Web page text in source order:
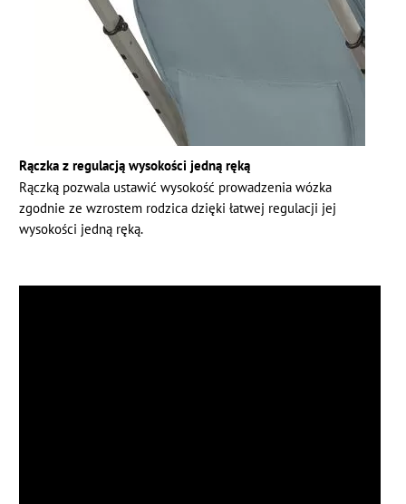
Rączka z regulacją wysokości jedną ręką
Rączką pozwala ustawić wysokość prowadzenia wózka
zgodnie ze wzrostem rodzica dzięki łatwej regulacji jej
wysokości jedną ręką.